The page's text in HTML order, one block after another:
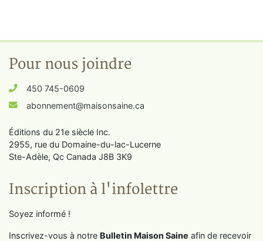
Pour nous joindre
450 745-0609
abonnement@maisonsaine.ca
Éditions du 21e siècle Inc.
2955, rue du Domaine-du-lac-Lucerne
Ste-Adèle, Qc Canada J8B 3K9
Inscription à l'infolettre
Soyez informé !
Inscrivez-vous à notre Bulletin Maison Saine afin de recevoir